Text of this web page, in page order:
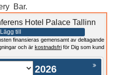
Bar.
Hotel Palace Tallinn
Lägg till
finansieras gemensamt av deltagande
och är kostnadsfri för Dig som kund
2026